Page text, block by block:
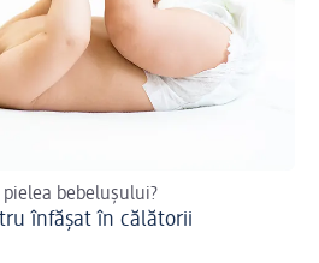
bebelușului?
înfășat în călătorii